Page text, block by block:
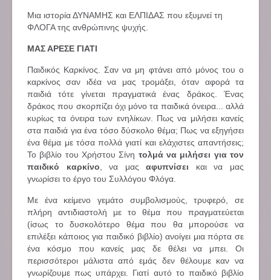
Μια ιστορία ΔΥΝΑΜΗΣ και ΕΛΠΙΔΑΣ που εξυμνεί τη
ΦΛΟΓΑ της ανθρώπινης ψυχής.
ΜΑΣ ΑΡΕΣΕ ΓΙΑΤΙ
Παιδικός Καρκίνος. Σαν να μη φτάνει από μόνος του ο
καρκίνος σαν ιδέα να μας τρομάξει, όταν αφορά τα
παιδιά τότε γίνεται πραγματικά ένας δράκος. Ένας
δράκος που σκορπίζει όχι μόνο τα παιδικά όνειρα... αλλά
κυρίως τα όνειρα των ενηλίκων. Πως να μιλήσει κανείς
στα παιδιά για ένα τόσο δύσκολο θέμα; Πως να εξηγήσει
ένα θέμα με τόσα πολλά γιατί και ελάχιστες απαντήσεις;
Το βιβλίο του Χρήστου Σίνη τολμά να μιλήσει για τον
παιδικό καρκίνο, να μαςαφυπνίσει και να μας
γνωρίσει το έργο του Συλλόγου Φλόγα.
Με ένα κείμενο γεμάτο συμβολισμούς, τρυφερό, σε
πλήρη αντιδιαστολή με το θέμα που πραγματεύεται
(ίσως το δυσκολότερο θέμα που θα μπορούσε να
επιλέξει κάποιος για παιδικό βιβλίο) ανοίγει μια πόρτα σε
ένα κόσμο που κανείς μας δε θέλει να μπει. Οι
περισσότεροι μάλιστα από εμάς δεν θέλουμε καν να
γνωρίζουμε πως υπάρχει. Γιατί αυτό το παιδικό βιβλίο